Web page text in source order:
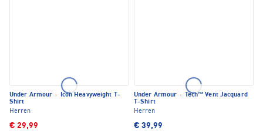
Under Armour ·
Icon Heavyweight T-
Shirt
Herren
€ 29,99
Under Armour ·
Tech™ Vent Jacquard
T-Shirt
Herren
€ 39,99